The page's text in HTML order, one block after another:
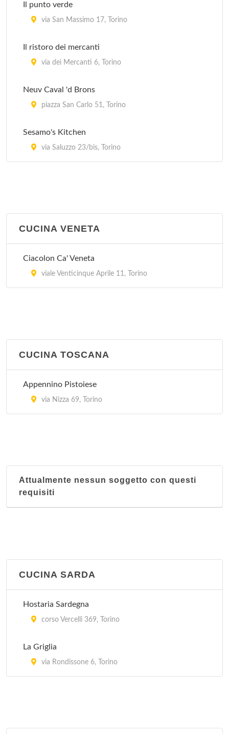
Il punto verde
via San Massimo 17, Torino
Il ristoro dei mercanti
via dei Mercanti 6, Torino
Neuv Caval 'd Brons
piazza San Carlo 51, Torino
Sesamo's Kitchen
via Saluzzo 23/bis, Torino
CUCINA VENETA
Ciacolon Ca' Veneta
viale Venticinque Aprile 11, Torino
CUCINA TOSCANA
Appennino Pistoiese
via Nizza 69, Torino
Attualmente nessun soggetto con questi
requisiti
CUCINA SARDA
Hostaria Sardegna
corso Vercelli 369, Torino
La Griglia
via Rondissone 6, Torino